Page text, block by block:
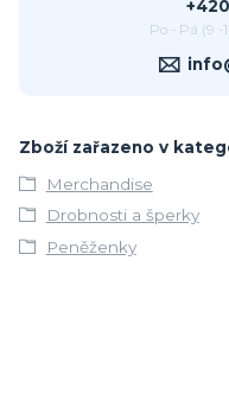
Po - Pá (9 -
Zboží zařazeno v
Merchandise
Drobnosti a šperky
Peněženky